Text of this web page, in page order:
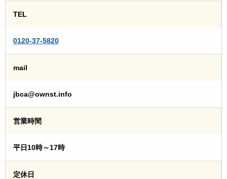
TEL
0120-37-5820
mail
jbca@ownst.info
営業時間
平日10時～17時
定休日